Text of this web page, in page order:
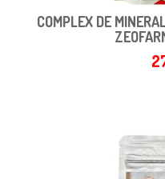
COMPLEX DE